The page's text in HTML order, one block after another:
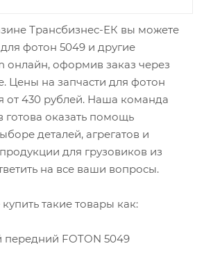
Трансбизнес-ЕК вы можете
для фотон 5049 и другие
онлайн, оформив заказ через
Цены на запчасти для фотон
от 430 рублей. Наша команда
готова оказать помощь
деталей, агрегатов и
для грузовиков из
на все ваши вопросы.
такие товары как:
FOTON 5049